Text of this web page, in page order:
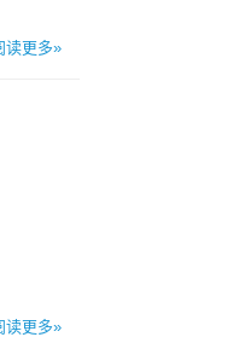
读更多»
读更多»